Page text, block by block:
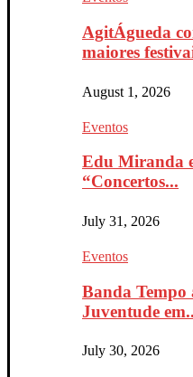
AgitÁgueda
maiores
August 1, 2026
Eventos
Edu Miranda
“Concertos...
July 31, 2026
Eventos
Banda Tempo
Juventude
July 30, 2026